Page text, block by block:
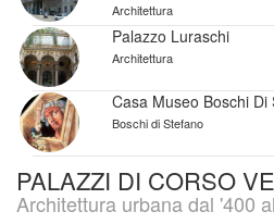
Architettura
Palazzo Luraschi
Architettura
Casa Museo Boschi Di
Boschi di Stefano
PALAZZI DI CORSO
Architettura urbana dal '400